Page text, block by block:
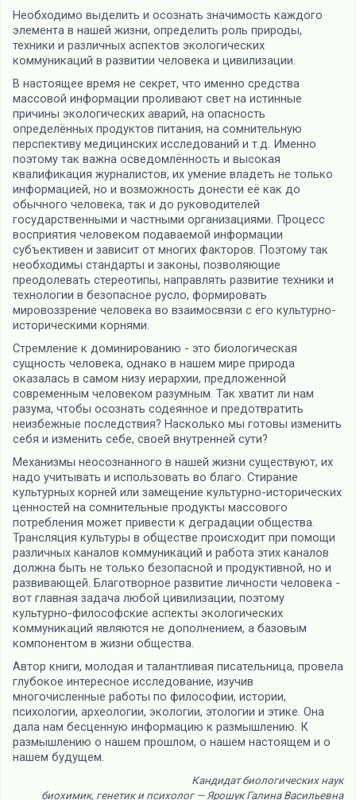
Необходимо выделить и осознать значимость каждого
элемента в нашей жизни, определить роль природы,
техники и различных аспектов экологических
коммуникаций в развитии человека и цивилизации.
В настоящее время не секрет, что именно средства
массовой информации проливают свет на истинные
причины экологических аварий, на опасность
определённых продуктов питания, на сомнительную
перспективу медицинских исследований и т.д. Именно
поэтому так важна осведомлённость и высокая
квалификация журналистов, их умение владеть не только
информацией, но и возможность донести её как до
обычного человека, так и до руководителей
государственными и частными организациями. Процесс
восприятия человеком подаваемой информации
субъективен и зависит от многих факторов. Поэтому так
необходимы стандарты и законы, позволяющие
преодолевать стереотипы, направлять развитие техники и
технологии в безопасное русло, формировать
мировоззрение человека во взаимосвязи с его культурно-
историческими корнями.
Стремление к доминированию - это биологическая
сущность человека, однако в нашем мире природа
оказалась в самом низу иерархии, предложенной
современным человеком разумным. Так хватит ли нам
разума, чтобы осознать содеянное и предотвратить
неизбежные последствия? Насколько мы готовы изменить
себя и изменить себе, своей внутренней сути?
Механизмы неосознанного в нашей жизни существуют, их
надо учитывать и использовать во благо. Стирание
культурных корней или замещение культурно-исторических
ценностей на сомнительные продукты массового
потребления может привести к деградации общества.
Трансляция культуры в обществе происходит при помощи
различных каналов коммуникаций и работа этих каналов
должна быть не только безопасной и продуктивной, но и
развивающей. Благотворное развитие личности человека -
вот главная задача любой цивилизации, поэтому
культурно-философские аспекты экологических
коммуникаций являются не дополнением, а базовым
компонентом в жизни общества.
Автор книги, молодая и талантливая писательница, провела
глубокое интересное исследование, изучив
многочисленные работы по философии, истории,
психологии, археологии, экологии, этологии и этике. Она
дала нам бесценную информацию к размышлению. К
размышлению о нашем прошлом, о нашем настоящем и о
нашем будущем.
Кандидат биологических наук
биохимик, генетик и психолог — Ярошук Галина Васильевна